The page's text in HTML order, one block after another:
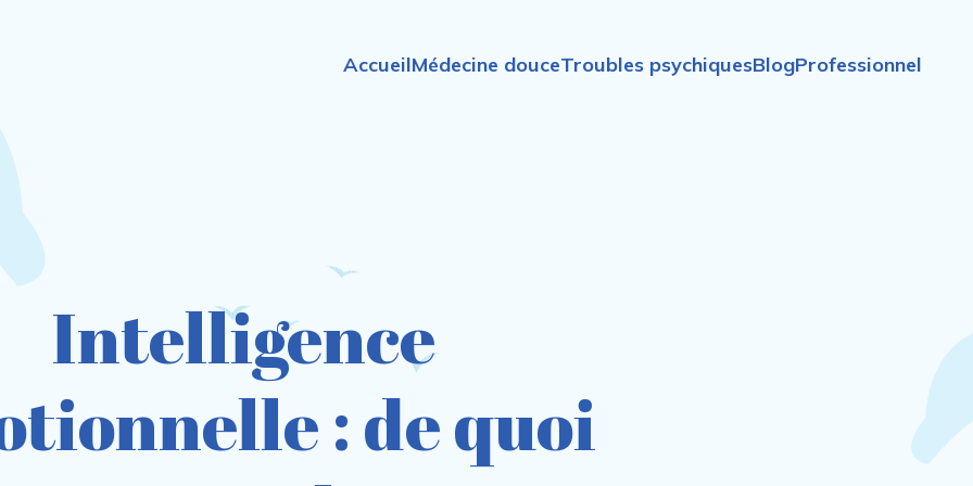
AccueilMédecine douceTroubles psychiquesBlogProfessionnel
Intelligence
: de quoi